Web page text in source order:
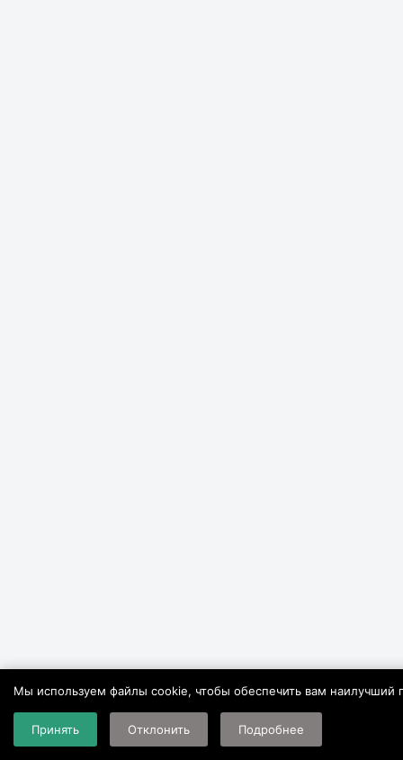
Мы используем файлы cookie, чтобы обеспечить вам наилучший
Принять Отклонить Подробнее